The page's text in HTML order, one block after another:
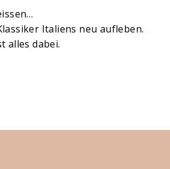
Italiens neu aufleben.
alles dabei.